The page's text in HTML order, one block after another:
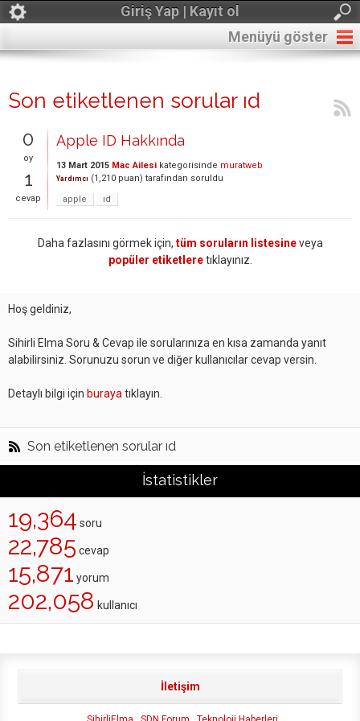
Giriş Yap | Kayıt ol
Menüyü göster
Son etiketlenen sorular ıd
0
oy
1
cevap
Apple ID Hakkında
13 Mart 2015 Mac Ailesi kategorisinde muratweb
Yardımcı (1,210 puan) tarafından soruldu
apple
ıd
Daha fazlasını görmek için, tüm soruların listesineveya
popüler etiketleretıklayınız.
Hoş geldiniz,
Sihirli Elma Soru & Cevap ile sorularınıza en kısa zamanda yanıt
alabilirsiniz. Sorunuzu sorun ve diğer kullanıcılar cevap versin.
Detaylı bilgi için buraya tıklayın.
Son etiketlenen sorular ıd
İstatistikler
19,364 soru
22,785 cevap
15,871 yorum
202,058 kullanıcı
İletişim